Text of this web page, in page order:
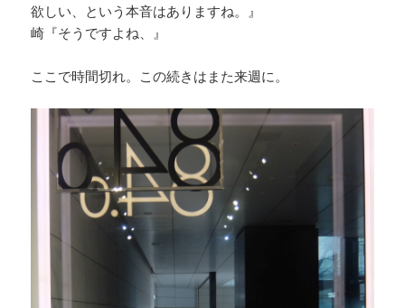
欲しい、という本音はありますね。』
崎『そうですよね、』
ここで時間切れ。この続きはまた来週に。